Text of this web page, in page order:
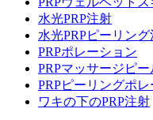
水光PRP注射
水光PRPピーリン
PRPポレーション
PRPマッサージピー
PRPピーリングポ
ワキの下のPRP注射